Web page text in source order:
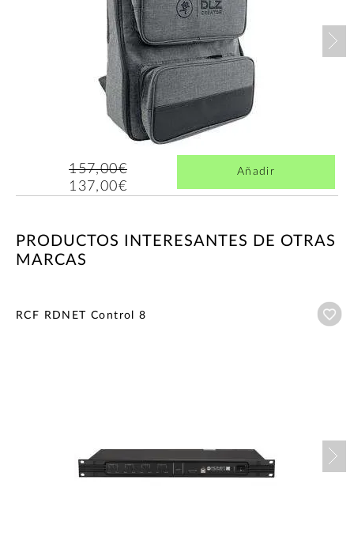
157,00€
137,00€
Añadir
PRODUCTOS INTERESANTES DE OTRAS
MARCAS
RCF RDNET Control 8